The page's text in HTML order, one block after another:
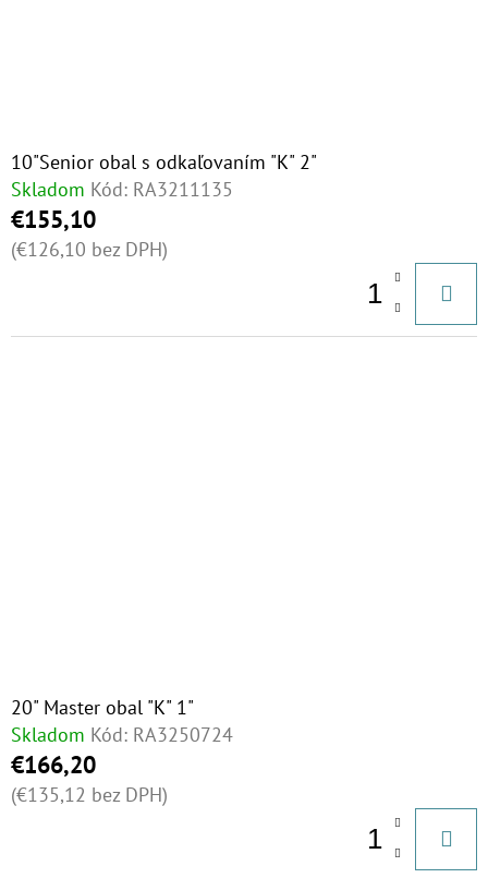
10"Senior obal s odkaľovaním "K" 2"
Skladom Kód: RA3211135
€155,10
(€126,10 bez DPH)
20" Master obal "K" 1"
Skladom Kód: RA3250724
€166,20
(€135,12 bez DPH)